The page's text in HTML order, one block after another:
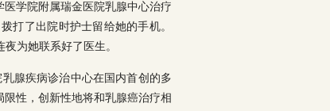
学院附属瑞金医院乳腺中心治疗
打了出院时护士留给她的手机。
为她联系好了医生。
腺疾病诊治中心在国内首创的多
性，创新性地将和乳腺癌治疗相